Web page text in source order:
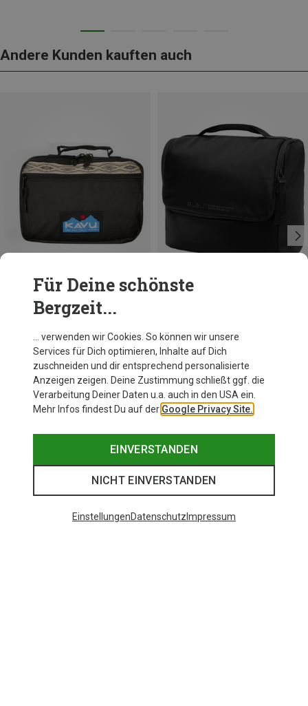
Andere Kunden kauften auch
Du sparst 23%
Für Deine schönste
Bergzeit...
… verwenden wir Cookies. So können wir unsere
Services für Dich optimieren, Inhalte auf Dich
zuschneiden und dir entsprechend personalisierte
Anzeigen zeigen. Deine Zustimmung schließt ggf. die
Verarbeitung Deiner Daten u.a. auch in den USA ein.
Mehr Infos findest Du auf der Google Privacy Site.
EINVERSTANDEN
NICHT EINVERSTANDEN
EinstellungenDatenschutz Impressum